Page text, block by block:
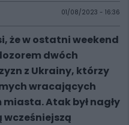
01/08/2023 - 16:36
że w ostatni weekend
dwóch
z Ukrainy, którzy
wracających
Atak był nagły